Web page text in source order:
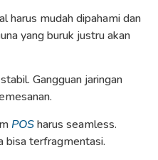
harus mudah dipahami dan
yang buruk justru akan
Gangguan jaringan
POSharus seamless.
bisa terfragmentasi.